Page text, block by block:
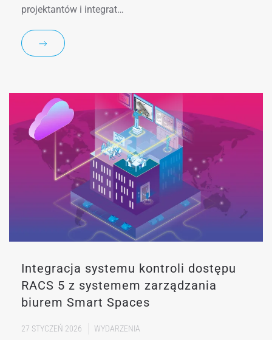
projektantów i integrat…
Integracja systemu kontroli dostępu
RACS 5 z systemem zarządzania
biurem Smart Spaces
27 STYCZEŃ 2026 WYDARZENIA